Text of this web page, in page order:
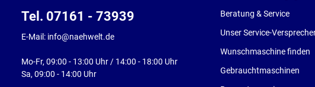
Tel. 07161 - 73939
E-Mail: info@naehwelt.de
Mo-Fr, 09:00 - 13:00 Uhr / 14:00 - 18:00 Uhr
Sa, 09:00 - 14:00 Uhr
Beratung & Service
Unser Service-
Wunschmaschine finden
Gebrauchtmaschinen